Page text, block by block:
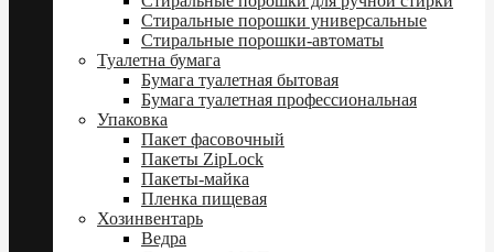
Стиральные порошки универсальные
Стиральные порошки-автоматы
Туалетна бумага
Бумага туалетная бытовая
Бумага туалетная профессиональная
Упаковка
Пакет фасовочный
Пакеты ZipLock
Пакеты-майка
Пленка пищевая
Хозинвентарь
Ведра